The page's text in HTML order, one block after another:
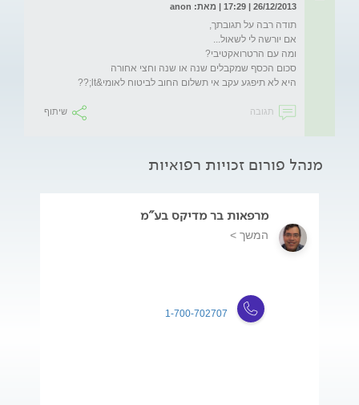
26/12/2013 | 17:29 | מאת: anon
היא לא תיפגע עקב אי תשלום החוב לביטוח לאומי&lt;??
תגובה שיתוף
מנהל פורום זכויות רפואיות
מרפאות בר מדיקס בע"מ
המשך >
1-700-702707